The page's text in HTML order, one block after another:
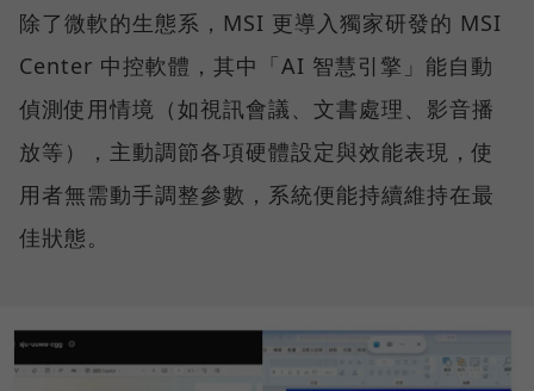
除了微軟的生態系，MSI 更導入獨家研發的 MSI
Center 中控軟體，其中「AI 智慧引擎」能自動
偵測使用情境（如視訊會議、文書處理、影音播
放等），主動調節各項硬體設定與效能表現，使
用者無需動手調整參數，系統便能持續維持在最
佳狀態。